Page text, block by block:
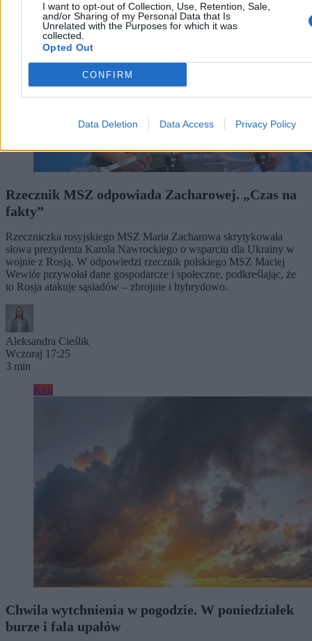
I want to opt-out of Collection, Use, Retention, Sale,
and/or Sharing of my Personal Data that Is
Unrelated with the Purposes for which it was
collected.
Opted Out
CONFIRM
Data Deletion Data Access Privacy Policy
Rzecznik MSZ odpowiada Zacharowej. „Czas na
fakty”
Rzeczniczka rosyjskiego MSZ Maria Zacharowa skrytykowała
słowa prezydenta Karola Nawrockiego o wsparciu dla Ukrainy w
wojnie z Rosją. W odpowiedzi rzecznik polskiego MSZ Maciej
Wewiór przywołał dane gospodarcze i społeczne, podkreślając, że
to Rosja atakuje sąsiadów – zbrojnie i hybrydowo.
Aleksandra Cieślik
Wczoraj 17:25
3 min
Kraj
Chwila wytchnienia w pogodzie. W poniedziałek
burze i fala upałów